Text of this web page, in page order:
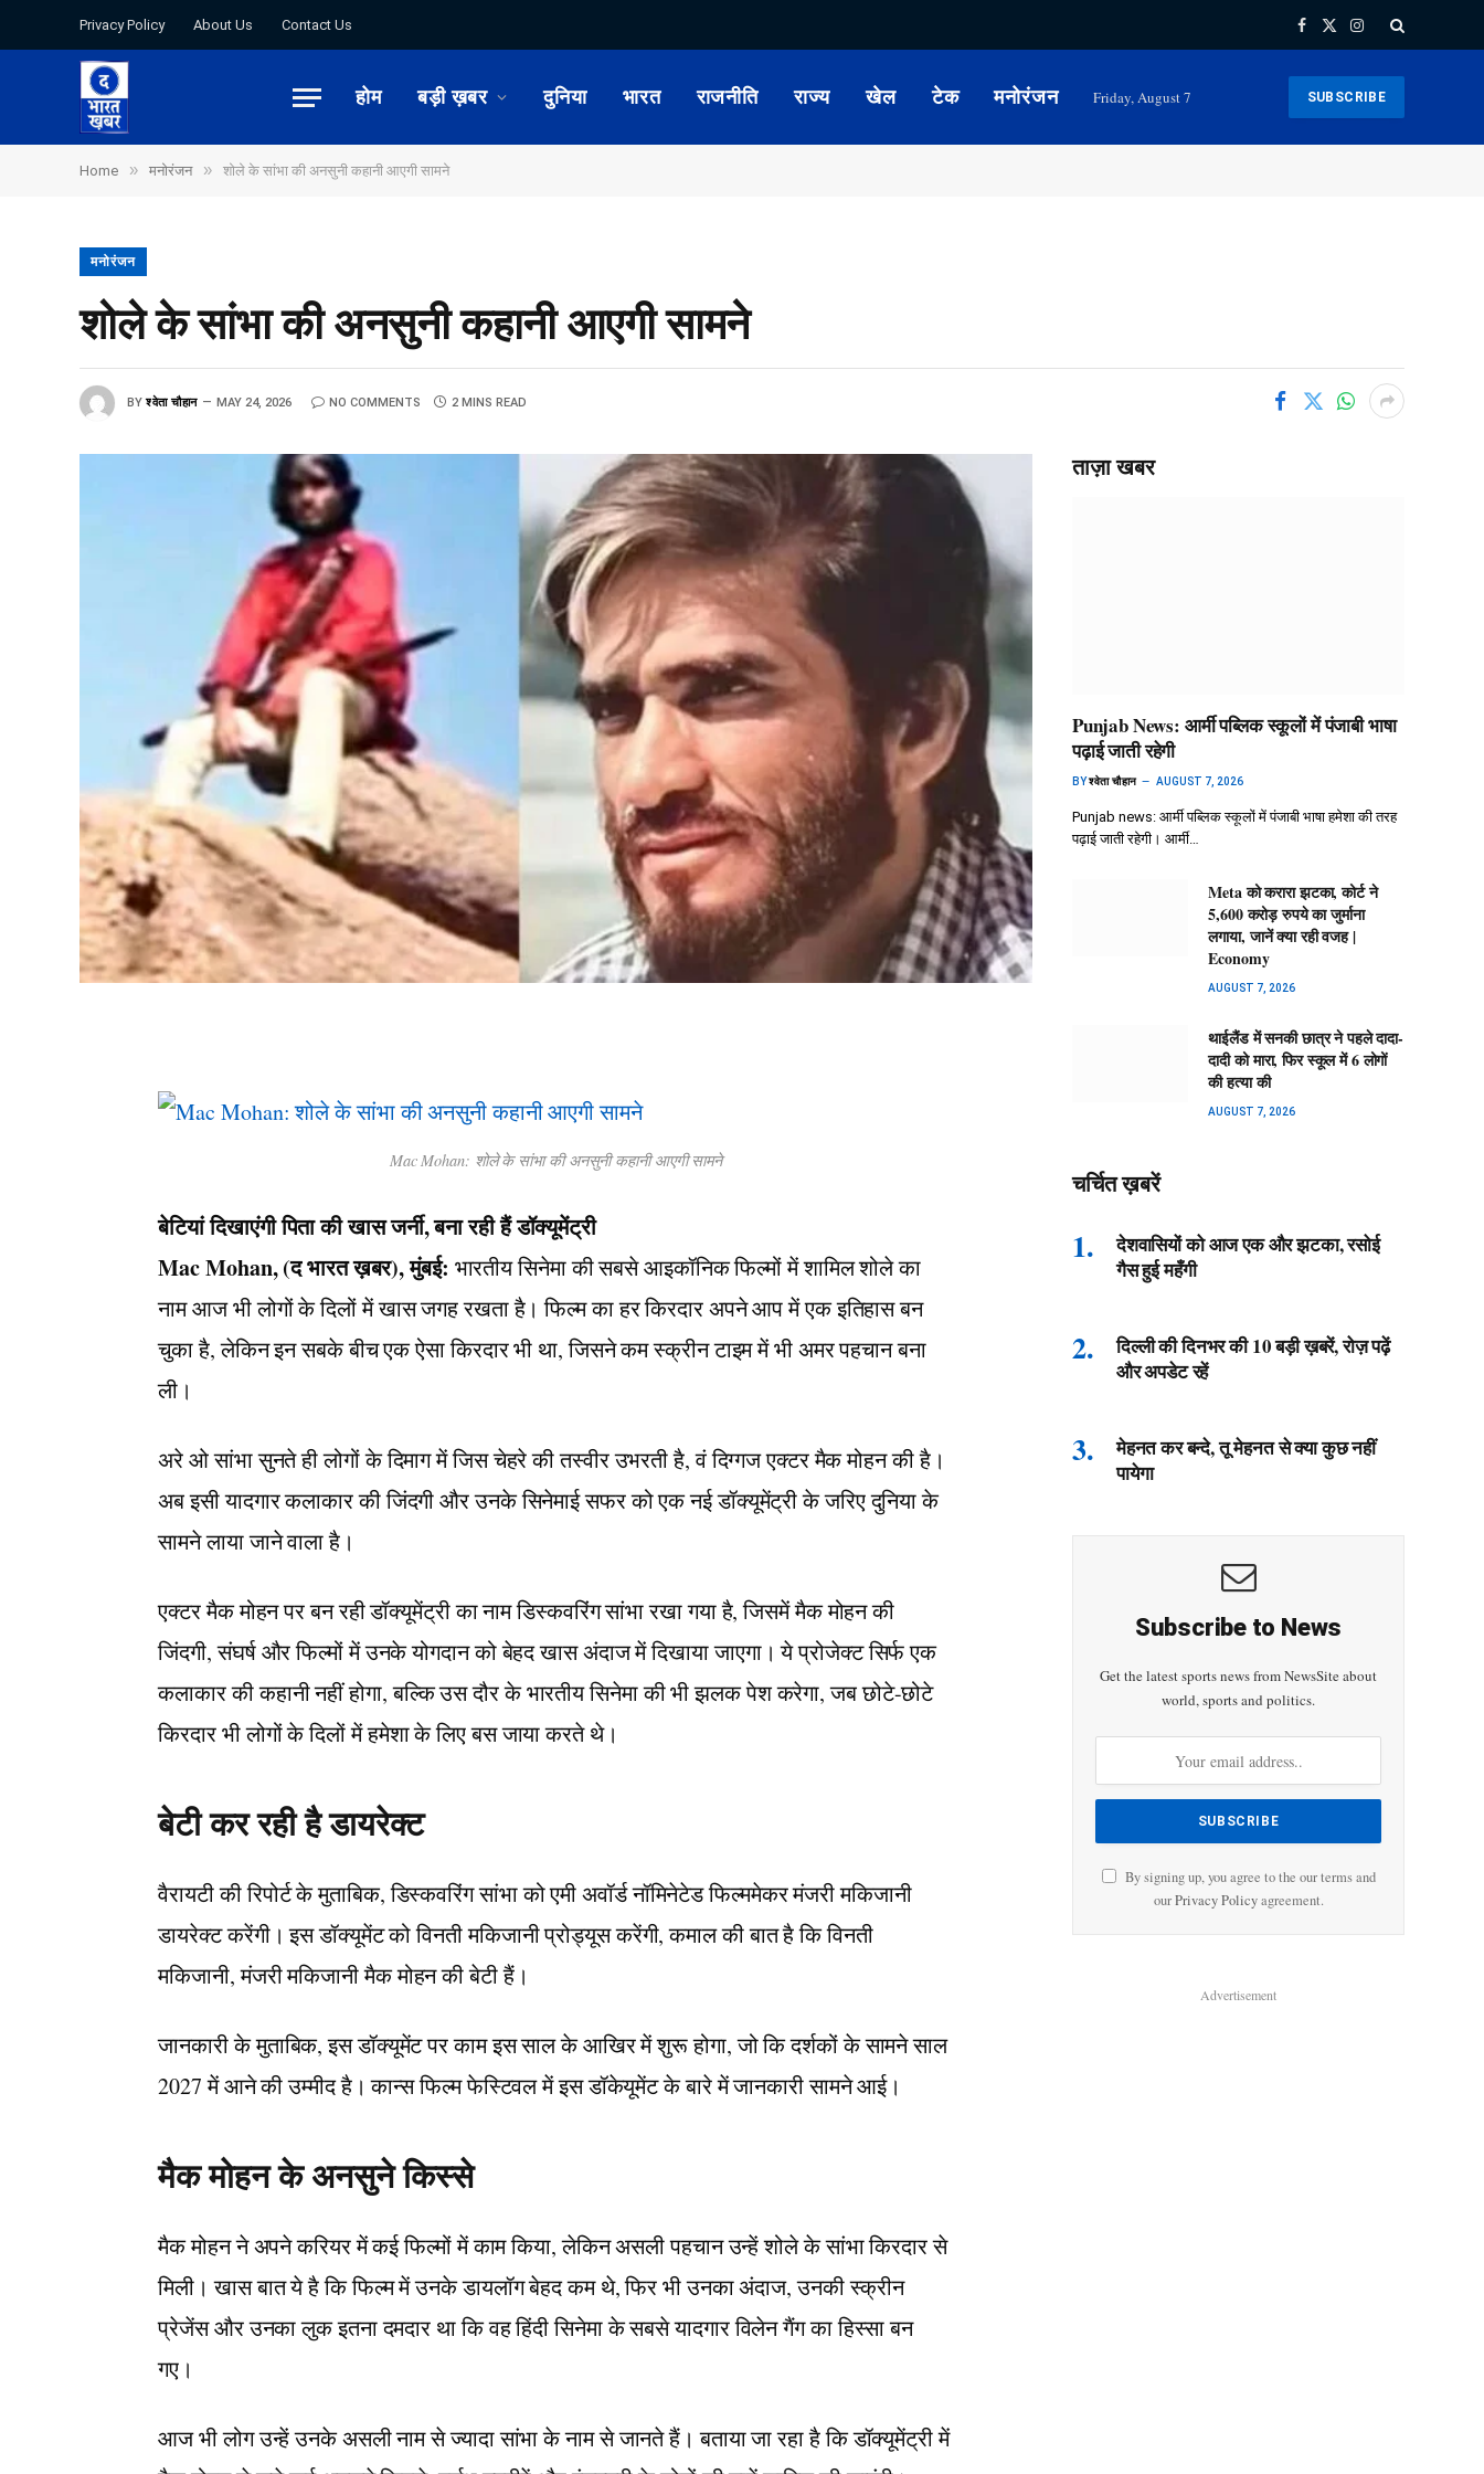
Privacy Policy About Us Contact Us Facebook
X
Instagram
होम बड़ी ख़बर दुनिया भारत राजनीति राज्य खेल टेक मनोरंजन Friday, August 7 SUBSCRIBE
Home » मनोरंजन » शोले के सांभा की अनसुनी कहानी आएगी सामने
मनोरंजन
शोले के सांभा की अनसुनी कहानी आएगी सामने
BY श्वेता चौहान MAY 24, 2026 NO COMMENTS 2 MINS READ
Mac Mohan: शोले के सांभा की अनसुनी कहानी आएगी सामने
बेटियां दिखाएंगी पिता की खास जर्नी, बना रही हैं डॉक्यूमेंट्री
Mac Mohan, (द भारत ख़बर), मुंबई: भारतीय सिनेमा की सबसे आइकॉनिक फिल्मों में शामिल शोले का
नाम आज भी लोगों के दिलों में खास जगह रखता है। फिल्म का हर किरदार अपने आप में एक इतिहास बन
चुका है, लेकिन इन सबके बीच एक ऐसा किरदार भी था, जिसने कम स्क्रीन टाइम में भी अमर पहचान बना
ली।
अरे ओ सांभा सुनते ही लोगों के दिमाग में जिस चेहरे की तस्वीर उभरती है, वं दिग्गज एक्टर मैक मोहन की है।
अब इसी यादगार कलाकार की जिंदगी और उनके सिनेमाई सफर को एक नई डॉक्यूमेंट्री के जरिए दुनिया के
सामने लाया जाने वाला है।
एक्टर मैक मोहन पर बन रही डॉक्यूमेंट्री का नाम डिस्कवरिंग सांभा रखा गया है, जिसमें मैक मोहन की
जिंदगी, संघर्ष और फिल्मों में उनके योगदान को बेहद खास अंदाज में दिखाया जाएगा। ये प्रोजेक्ट सिर्फ एक
कलाकार की कहानी नहीं होगा, बल्कि उस दौर के भारतीय सिनेमा की भी झलक पेश करेगा, जब छोटे-छोटे
किरदार भी लोगों के दिलों में हमेशा के लिए बस जाया करते थे।
बेटी कर रही है डायरेक्ट
वैरायटी की रिपोर्ट के मुताबिक, डिस्कवरिंग सांभा को एमी अवॉर्ड नॉमिनेटेड फिल्ममेकर मंजरी मकिजानी
डायरेक्ट करेंगी। इस डॉक्यूमेंट को विनती मकिजानी प्रोड्यूस करेंगी, कमाल की बात है कि विनती
मकिजानी, मंजरी मकिजानी मैक मोहन की बेटी हैं।
जानकारी के मुताबिक, इस डॉक्यूमेंट पर काम इस साल के आखिर में शुरू होगा, जो कि दर्शकों के सामने साल
2027 में आने की उम्मीद है। कान्स फिल्म फेस्टिवल में इस डॉकेयूमेंट के बारे में जानकारी सामने आई।
मैक मोहन के अनसुने किस्से
मैक मोहन ने अपने करियर में कई फिल्मों में काम किया, लेकिन असली पहचान उन्हें शोले के सांभा किरदार से
मिली। खास बात ये है कि फिल्म में उनके डायलॉग बेहद कम थे, फिर भी उनका अंदाज, उनकी स्क्रीन
प्रेजेंस और उनका लुक इतना दमदार था कि वह हिंदी सिनेमा के सबसे यादगार विलेन गैंग का हिस्सा बन
गए।
आज भी लोग उन्हें उनके असली नाम से ज्यादा सांभा के नाम से जानते हैं। बताया जा रहा है कि डॉक्यूमेंट्री में
ताज़ा खबर
Punjab News: आर्मी पब्लिक स्कूलों में पंजाबी भाषा
पढ़ाई जाती रहेगी
BYश्वेता चौहान AUGUST 7, 2026
Punjab news: आर्मी पब्लिक स्कूलों में पंजाबी भाषा हमेशा की तरह
पढ़ाई जाती रहेगी। आर्मी…
Meta को करारा झटका, कोर्ट ने
5,600 करोड़ रुपये का जुर्माना
लगाया, जानें क्या रही वजह |
Economy
AUGUST 7, 2026
थाईलैंड में सनकी छात्र ने पहले दादा-
दादी को मारा, फिर स्कूल में 6 लोगों
की हत्या की
AUGUST 7, 2026
चर्चित ख़बरें
देशवासियों को आज एक और झटका, रसोई
गैस हुई महँगी
दिल्ली की दिनभर की 10 बड़ी ख़बरें, रोज़ पढ़ें
और अपडेट रहें
मेहनत कर बन्दे, तू मेहनत से क्या कुछ नहीं
पायेगा
Subscribe to News
Get the latest sports news from NewsSite about
world, sports and politics.
By signing up, you agree to the our terms and
ourPrivacy Policyagreement.
Advertisement